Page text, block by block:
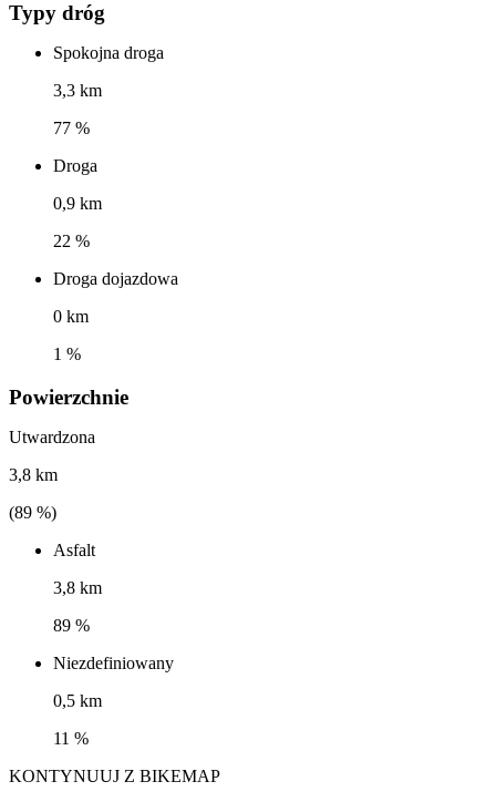
Typy dróg
Spokojna droga
3,3 km
77 %
Droga
0,9 km
22 %
Droga dojazdowa
0 km
1 %
Powierzchnie
Utwardzona
3,8 km
(89 %)
Asfalt
3,8 km
89 %
Niezdefiniowany
0,5 km
11 %
KONTYNUUJ Z BIKEMAP